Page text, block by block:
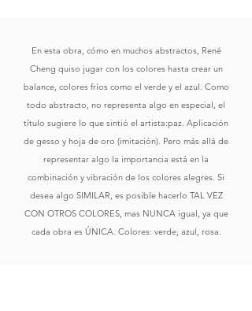
En esta obra, cómo en muchos abstractos, René
Cheng quiso jugar con los colores hasta crear un
balance, colores fríos como el verde y el azul. Como
todo abstracto, no representa algo en especial, el
título sugiere lo que sintió el artista:paz. Aplicación
de gesso y hoja de oro (imitación). Pero más allá de
representar algo la importancia está en la
combinación y vibración de los colores alegres. Si
desea algo SIMILAR, es posible hacerlo TAL VEZ
CON OTROS COLORES, mas NUNCA igual, ya que
cada obra es ÚNICA. Colores: verde, azul, rosa.